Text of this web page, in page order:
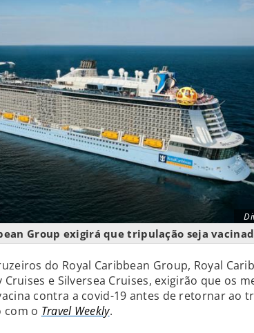
Group exigirá que tripulação seja
do Royal Caribbean Group, Royal
e Silversea Cruises, exigirão que os
contra a covid-19 antes de retornar ao
com o Travel Weekly.